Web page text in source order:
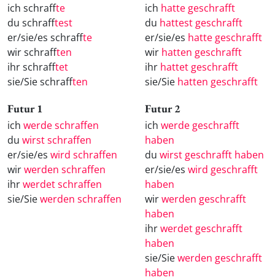
ich schraffte
du schrafftest
er/sie/es schraffte
wir schrafften
ihr schrafftet
sie/Sie schrafften
ich hatte geschrafft
du hattest geschrafft
er/sie/es hatte geschrafft
wir hatten geschrafft
ihr hattet geschrafft
sie/Sie hatten geschrafft
Futur 1
ich werde schraffen
du wirst schraffen
er/sie/es wird schraffen
wirwerden schraffen
ihrwerdet schraffen
sie/Siewerden schraffen
Futur 2
ich werde geschrafft
haben
du wirst geschrafft haben
er/sie/es wird geschrafft
haben
wirwerden geschrafft
haben
ihrwerdet geschrafft
haben
sie/Siewerden geschrafft
haben